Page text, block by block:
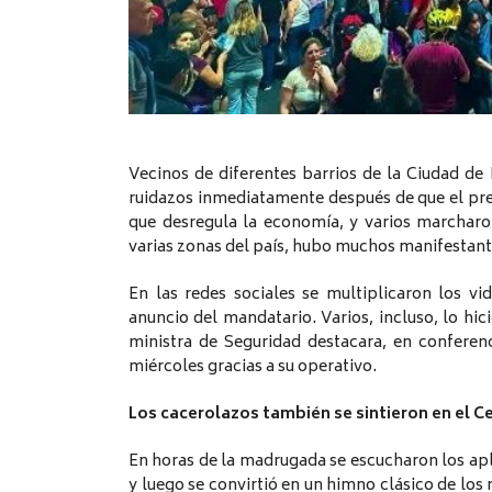
Vecinos de diferentes barrios de la Ciudad
ruidazos inmediatamente después de que el
que desregula la economía, y varios
varias zonas del país, hubo muchos
En las redes sociales se multiplicaron los
anuncio del mandatario. Varios, incluso, lo
ministra de Seguridad destacara, en
miércoles gracias a su operativo.
Los cacerolazos también se sintieron en el
En horas de la madrugada se escucharon los
y luego se convirtió en un himno clásico de